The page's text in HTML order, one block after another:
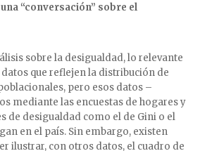
“conversación” sobre el
sobre la desigualdad, lo relevante
que reflejen la distribución de
pero esos datos –
mediante las encuestas de hogares y
de desigualdad como el de Gini o el
en el país. Sin embargo, existen
ilustrar, con otros datos, el cuadro de